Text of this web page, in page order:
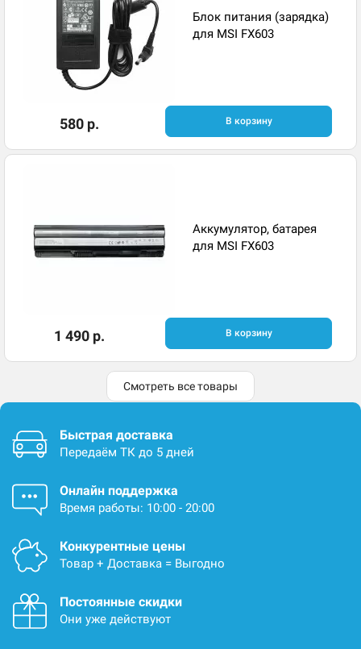
Блок питания (зарядка)
для MSI FX603
580 р. В корзину
Аккумулятор, батарея
для MSI FX603
1 490 р. В корзину
Смотреть все товары
Быстрая доставка
Передаём ТК до 5 дней
Онлайн поддержка
Время работы: 10:00 - 20:00
Конкурентные цены
Товар + Доставка = Выгодно
Постоянные скидки
Они уже действуют